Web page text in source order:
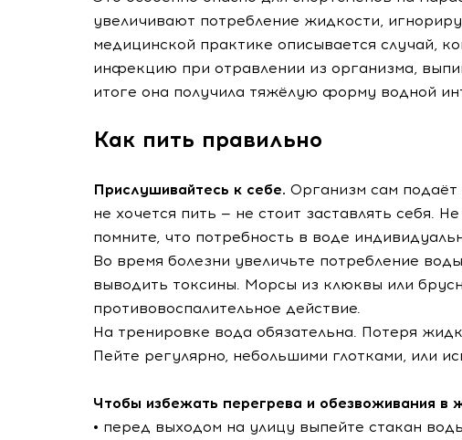
увеличивают потребление жидкости,
медицинской практике описывается случай,
инфекцию при отравлении из организма,
итоге она получила тяжёлую форму водной
Как пить правильно
Прислушивайтесь к себе. Организм сам подаёт
не хочется пить — не стоит заставлять себя.
помните, что потребность в воде
Во время болезни увеличьте потребление
выводить токсины. Морсы из клюквы или
противовоспалительное действие.
На тренировке вода обязательна. Потеря
Пейте регулярно, небольшими глотками, или
Чтобы избежать перегрева и обезвоживания в
• перед выходом на улицу выпейте стакан